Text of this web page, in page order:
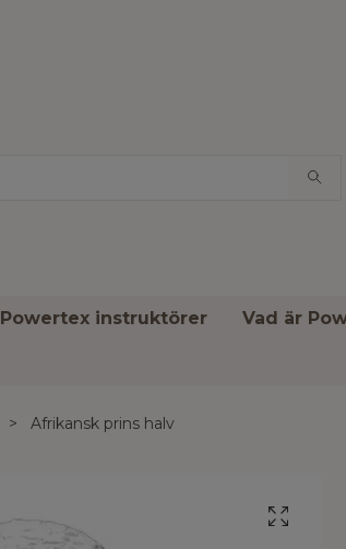
Powertex instruktörer Vad är
Afrikansk prins halv